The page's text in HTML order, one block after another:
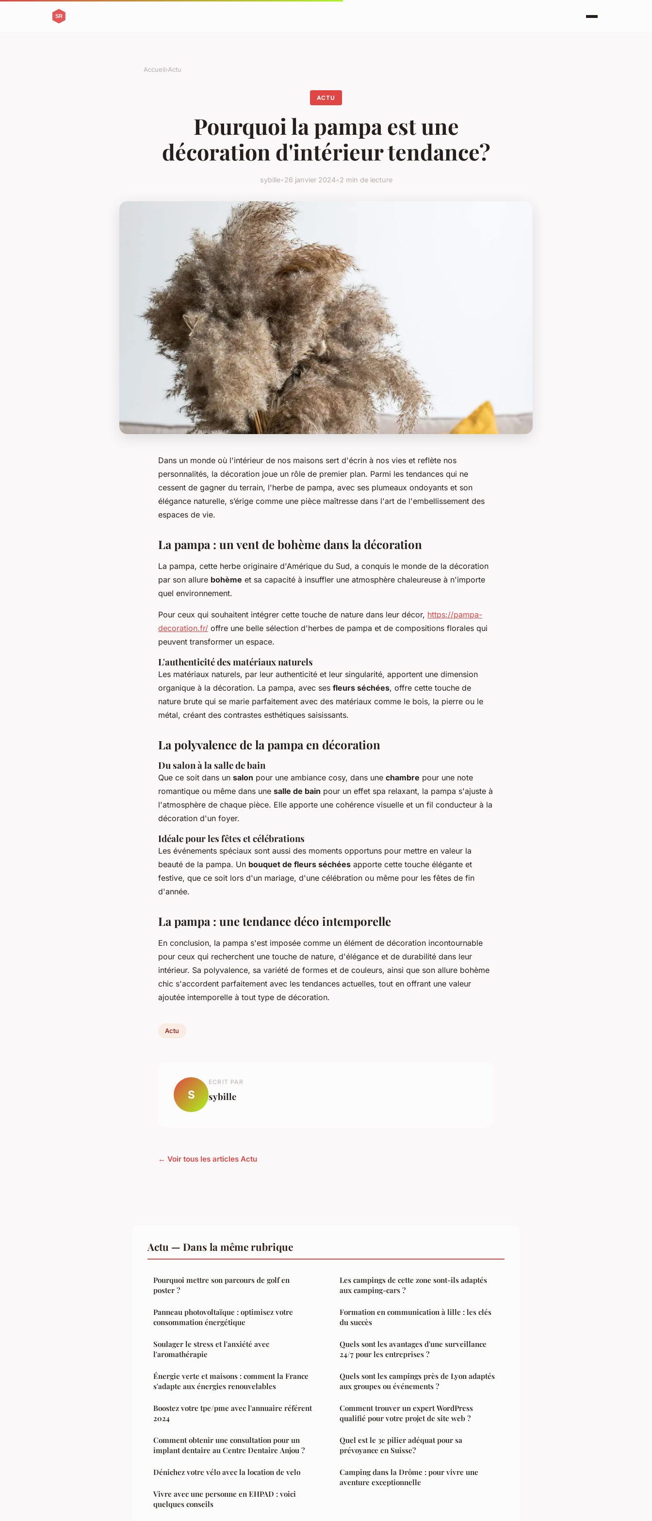
Accueil›Actu
ACTU
Pourquoi la pampa est une
décoration d'intérieur tendance?
sybille•26 janvier 2024•2 min de lecture
Dans un monde où l'intérieur de nos maisons sert d'écrin à nos vies et reflète nos
personnalités, la décoration joue un rôle de premier plan. Parmi les tendances qui ne
cessent de gagner du terrain, l'herbe de pampa, avec ses plumeaux ondoyants et son
élégance naturelle, s’érige comme une pièce maîtresse dans l'art de l'embellissement des
espaces de vie.
La pampa : un vent de bohème dans la décoration
La pampa, cette herbe originaire d'Amérique du Sud, a conquis le monde de la décoration
par son allure bohème et sa capacité à insuffler une atmosphère chaleureuse à n'importe
quel environnement.
Pour ceux qui souhaitent intégrer cette touche de nature dans leur décor, https://pampa-
decoration.fr/ offre une belle sélection d'herbes de pampa et de compositions florales qui
peuvent transformer un espace.
L'authenticité des matériaux naturels
Les matériaux naturels, par leur authenticité et leur singularité, apportent une dimension
organique à la décoration. La pampa, avec ses fleurs séchées, offre cette touche de
nature brute qui se marie parfaitement avec des matériaux comme le bois, la pierre ou le
métal, créant des contrastes esthétiques saisissants.
La polyvalence de la pampa en décoration
Du salon à la salle de bain
Que ce soit dans un salon pour une ambiance cosy, dans une chambre pour une note
romantique ou même dans une salle de bain pour un effet spa relaxant, la pampa s'ajuste à
l'atmosphère de chaque pièce. Elle apporte une cohérence visuelle et un fil conducteur à la
décoration d'un foyer.
Idéale pour les fêtes et célébrations
Les événements spéciaux sont aussi des moments opportuns pour mettre en valeur la
beauté de la pampa. Un bouquet de fleurs séchées apporte cette touche élégante et
festive, que ce soit lors d'un mariage, d'une célébration ou même pour les fêtes de fin
d'année.
La pampa : une tendance déco intemporelle
En conclusion, la pampa s'est imposée comme un élément de décoration incontournable
pour ceux qui recherchent une touche de nature, d'élégance et de durabilité dans leur
intérieur. Sa polyvalence, sa variété de formes et de couleurs, ainsi que son allure bohème
chic s'accordent parfaitement avec les tendances actuelles, tout en offrant une valeur
ajoutée intemporelle à tout type de décoration.
Actu
S
ECRIT PAR
sybille
← Voir tous les articles Actu
Actu — Dans la même rubrique
Pourquoi mettre son parcours de golf en
poster ?
Panneau photovoltaïque : optimisez votre
consommation énergétique
Soulager le stress et l'anxiété avec
l'aromathérapie
Énergie verte et maisons : comment la France
s'adapte aux énergies renouvelables
Boostez votre tpe/pme avec l'annuaire référent
2024
Comment obtenir une consultation pour un
implant dentaire au Centre Dentaire Anjou ?
Dénichez votre vélo avec la location de velo
Vivre avec une personne en EHPAD : voici
quelques conseils
Les campings de cette zone sont-ils adaptés
aux camping-cars ?
Formation en communication à lille : les clés
du succès
Quels sont les avantages d'une surveillance
24/7 pour les entreprises ?
Quels sont les campings près de Lyon adaptés
aux groupes ou événements ?
Comment trouver un expert WordPress
qualifié pour votre projet de site web ?
Quel est le 3e pilier adéquat pour sa
prévoyance en Suisse?
Camping dans la Drôme : pour vivre une
aventure exceptionnelle